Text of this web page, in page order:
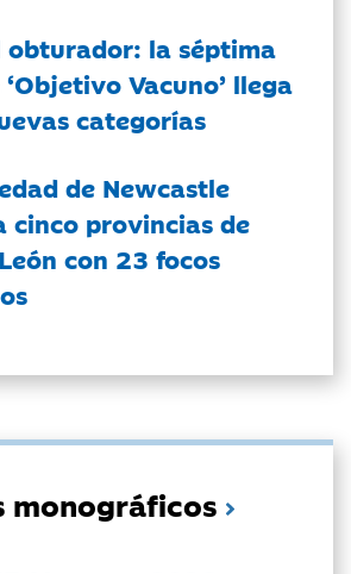
obturador: la séptima
Vacuno’ llega
categorías
de Newcastle
cinco provincias de
con 23 focos
monográficos